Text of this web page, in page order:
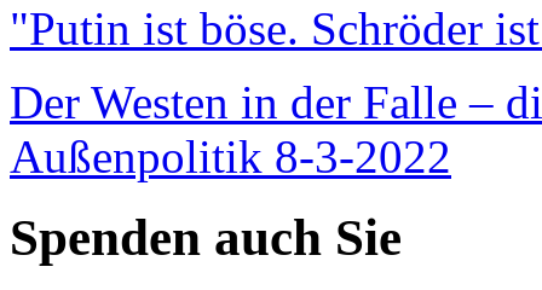
"Putin ist böse. Schröder
Der Westen in der Falle –
Außenpolitik 8-3-2022
Spenden auch Sie